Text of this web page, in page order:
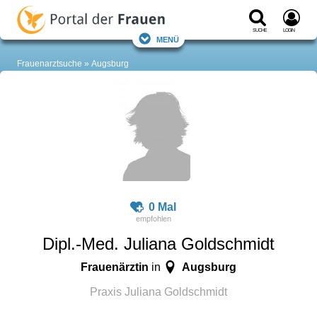
Suche Login
Menü
Frauenarztsuche Augsburg
0 Mal
Dipl.-Med. Juliana Goldschmidt
Frauenärztin in Augsburg
Praxis Juliana Goldschmidt